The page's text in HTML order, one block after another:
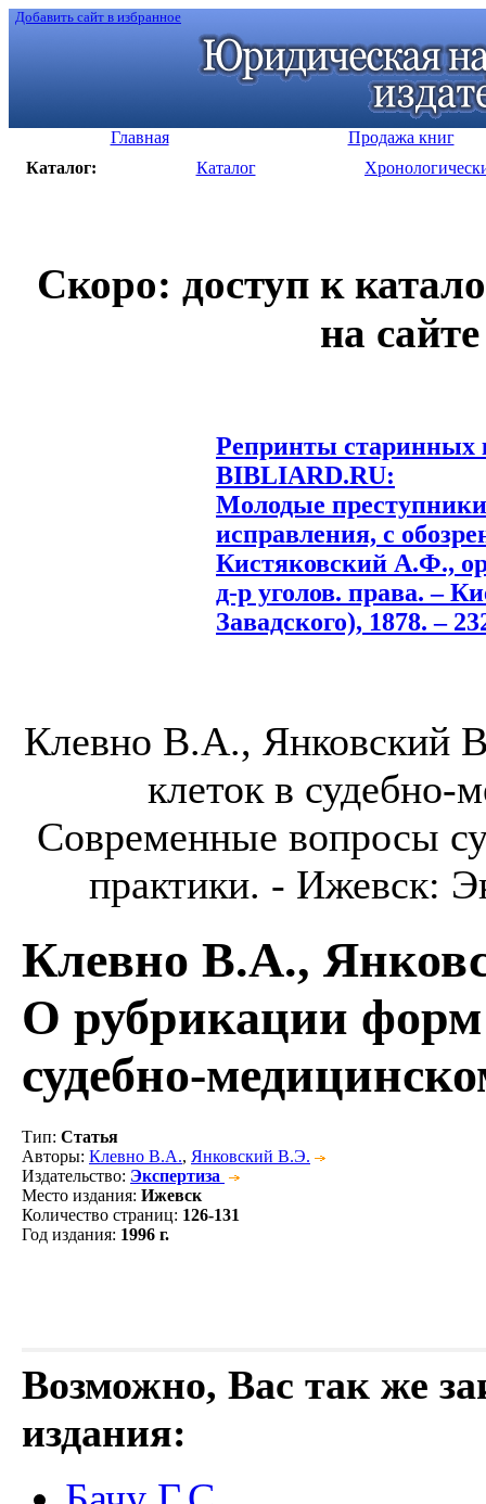
Добавить сайт в избранное
Главная
Продажа книг
Каталог:
Каталог
Скоро: доступ к
на
Репринты старинных
BIBLIARD.RU:
Молодые
исправления, с
Кистяковский А.Ф.,
д-р уголов. права. –
Завадского), 1878. –
Клевно В.А., Янковский
клеток в
Современные вопросы
практики. - Ижевск:
Клевно В.А.,
О рубрикации
судебно-
Тип: Статья
Авторы: Клевно В.А., Янковский В.Э.
Издательство: Экспертиза
Место издания: Ижевск
Количество страниц: 126-131
Год издания: 1996 г.
Возможно, Вас так же
издания: